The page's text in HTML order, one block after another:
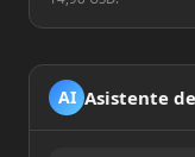
AI Asistente